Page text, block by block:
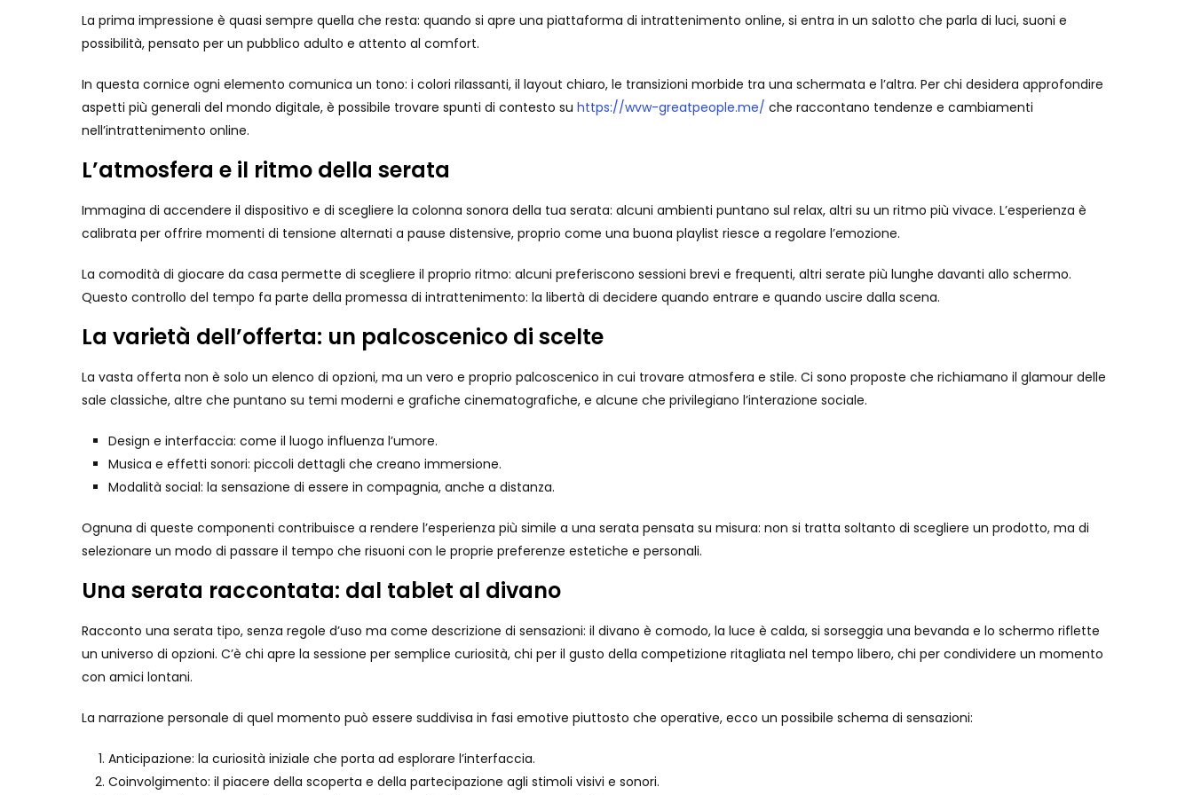
La prima impressione è quasi sempre quella che resta: quando si apre una piattaforma di intrattenimento online, si entra in un salotto che parla di luci, suoni e
possibilità, pensato per un pubblico adulto e attento al comfort.
In questa cornice ogni elemento comunica un tono: i colori rilassanti, il layout chiaro, le transizioni morbide tra una schermata e l’altra. Per chi desidera approfondire
aspetti più generali del mondo digitale, è possibile trovare spunti di contesto su https://wvw-greatpeople.me/ che raccontano tendenze e cambiamenti
nell’intrattenimento online.
L’atmosfera e il ritmo della serata
Immagina di accendere il dispositivo e di scegliere la colonna sonora della tua serata: alcuni ambienti puntano sul relax, altri su un ritmo più vivace. L’esperienza è
calibrata per offrire momenti di tensione alternati a pause distensive, proprio come una buona playlist riesce a regolare l’emozione.
La comodità di giocare da casa permette di scegliere il proprio ritmo: alcuni preferiscono sessioni brevi e frequenti, altri serate più lunghe davanti allo schermo.
Questo controllo del tempo fa parte della promessa di intrattenimento: la libertà di decidere quando entrare e quando uscire dalla scena.
La varietà dell’offerta: un palcoscenico di scelte
La vasta offerta non è solo un elenco di opzioni, ma un vero e proprio palcoscenico in cui trovare atmosfera e stile. Ci sono proposte che richiamano il glamour delle
sale classiche, altre che puntano su temi moderni e grafiche cinematografiche, e alcune che privilegiano l’interazione sociale.
Design e interfaccia: come il luogo influenza l’umore.
Musica e effetti sonori: piccoli dettagli che creano immersione.
Modalità social: la sensazione di essere in compagnia, anche a distanza.
Ognuna di queste componenti contribuisce a rendere l’esperienza più simile a una serata pensata su misura: non si tratta soltanto di scegliere un prodotto, ma di
selezionare un modo di passare il tempo che risuoni con le proprie preferenze estetiche e personali.
Una serata raccontata: dal tablet al divano
Racconto una serata tipo, senza regole d’uso ma come descrizione di sensazioni: il divano è comodo, la luce è calda, si sorseggia una bevanda e lo schermo riflette
un universo di opzioni. C’è chi apre la sessione per semplice curiosità, chi per il gusto della competizione ritagliata nel tempo libero, chi per condividere un momento
con amici lontani.
La narrazione personale di quel momento può essere suddivisa in fasi emotive piuttosto che operative, ecco un possibile schema di sensazioni:
Anticipazione: la curiosità iniziale che porta ad esplorare l’interfaccia.
Coinvolgimento: il piacere della scoperta e della partecipazione agli stimoli visivi e sonori.